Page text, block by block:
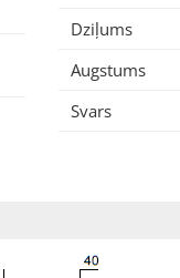
Dziļums
Augstums
Svars